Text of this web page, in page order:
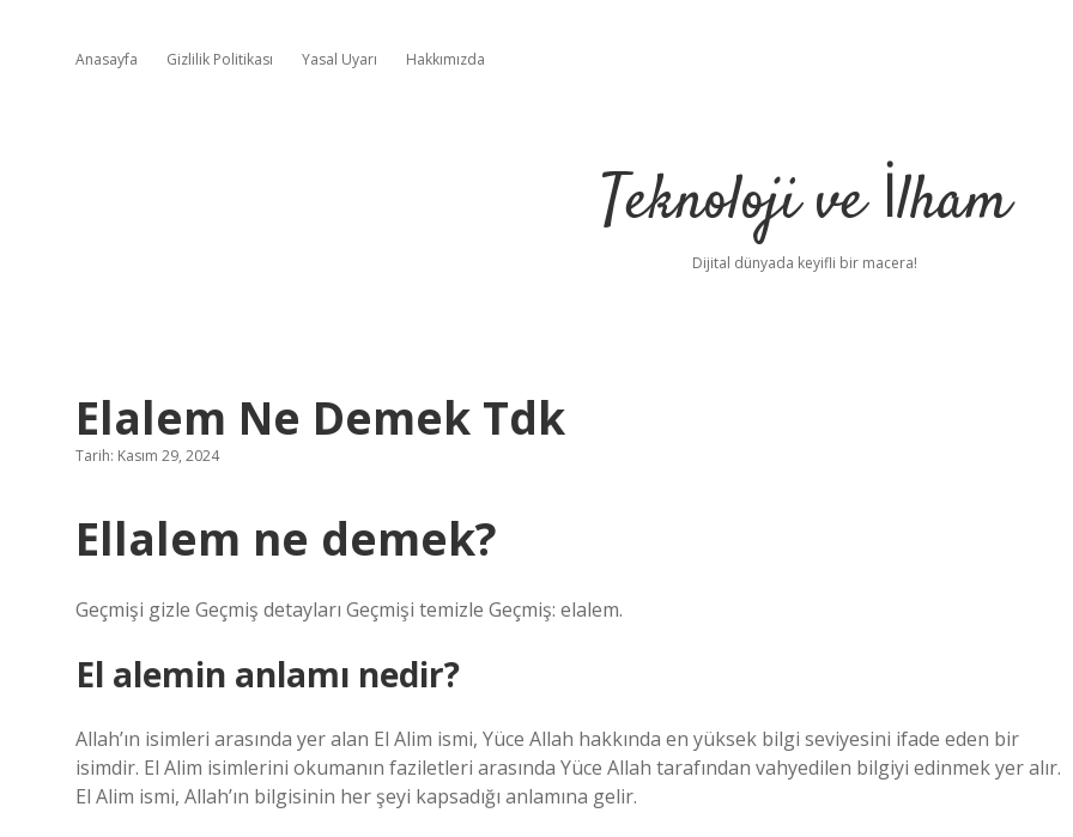
Anasayfa Gizlilik Politikası Yasal Uyarı Hakkımızda
Teknoloji ve İlham
Dijital dünyada keyifli bir macera!
Elalem Ne Demek Tdk
Tarih: Kasım 29, 2024
Ellalem ne demek?
Geçmişi gizle Geçmiş detayları Geçmişi temizle Geçmiş: elalem.
El alemin anlamı nedir?
Allah’ın isimleri arasında yer alan El Alim ismi, Yüce Allah hakkında en yüksek bilgi seviyesini ifade eden bir
isimdir. El Alim isimlerini okumanın faziletleri arasında Yüce Allah tarafından vahyedilen bilgiyi edinmek yer alır.
El Alim ismi, Allah’ın bilgisinin her şeyi kapsadığı anlamına gelir.